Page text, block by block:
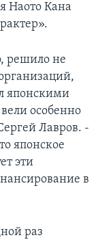
Наото Кана
решило не
японскими
особенно
Лавров. -
японское
эти
в
раз